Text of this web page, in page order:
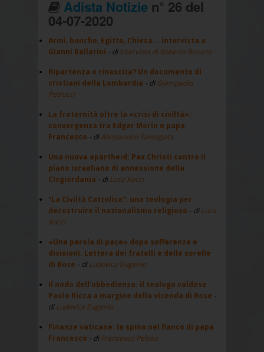
Adista Notizien° 26 del
04-07-2020
Armi, banche, Egitto, Chiesa... intervista a
Gianni Ballarini - diIntervista di Roberto Rosano
Ripartenza o rinascita? Un documento di
cristiani della Lombardia - di Giampaolo
Petrucci
La fraternità oltre la «crisi di civiltà»:
convergenza tra Edgar Morin e papa
Francesco - diAlessandro Santagata
Una nuova apartheid: Pax Christi contro il
piano israeliano di annessione della
Cisgiordania - diLuca Kocci
“La Civiltà Cattolica”: una teologia per
decostruire il nazionalismo religioso - diLuca
Kocci
«Una parola di pace» dopo sofferenze e
divisioni. Lettera dei fratelli e delle sorelle
di Bose - diLudovica Eugenio
Il nodo dell’obbedienza: il teologo valdese
Paolo Ricca a margine della vicenda di Bose -
diLudovica Eugenio
Finanze vaticane: la spina nel fianco di papa
Francesco - diFrancesco Peloso